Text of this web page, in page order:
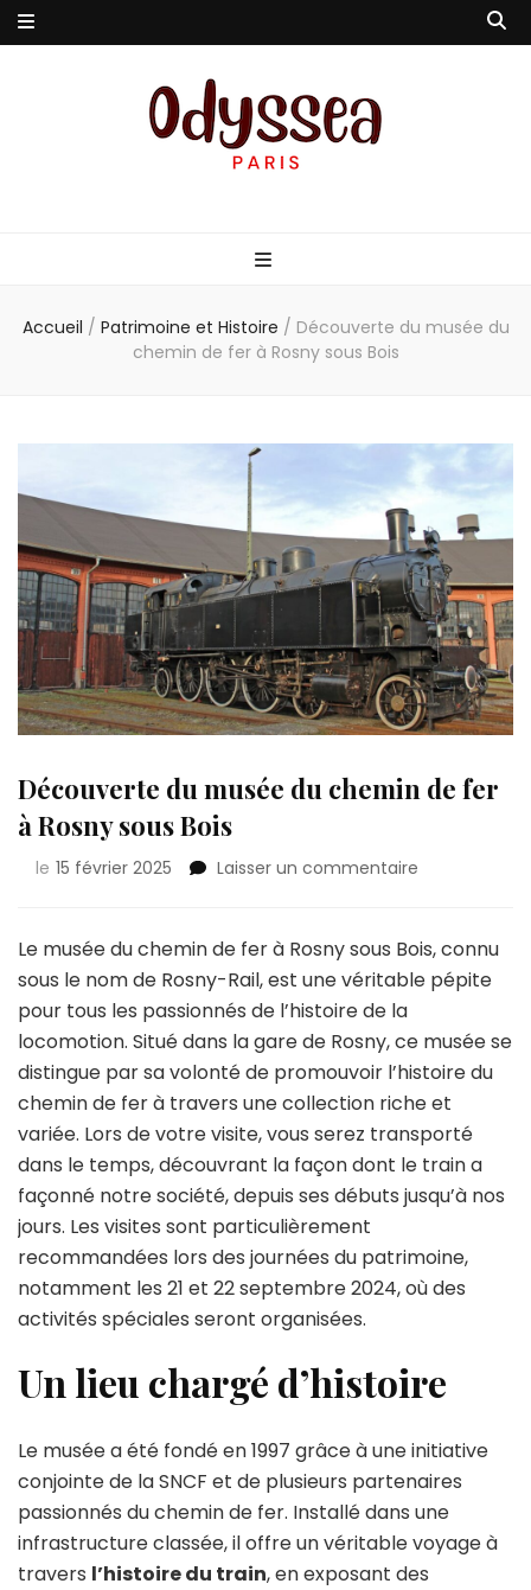
Accueil / Patrimoine et Histoire / Découverte du musée du
chemin de fer à Rosny sous Bois
Découverte du musée du chemin de fer
à Rosny sous Bois
le 15 février 2025 Laisser un commentaire
musée
du
chemin
fer
à
sous
Bois
Le musée du chemin de fer à Rosny sous Bois, connu
sous le nom de Rosny-Rail, est une véritable pépite
pour tous les passionnés de l’histoire de la
locomotion. Situé dans la gare de Rosny, ce musée se
distingue par sa volonté de promouvoir l’histoire du
chemin de fer à travers une collection riche et
variée. Lors de votre visite, vous serez transporté
dans le temps, découvrant la façon dont le train a
façonné notre société, depuis ses débuts jusqu’à nos
jours. Les visites sont particulièrement
recommandées lors des journées du patrimoine,
notamment les 21 et 22 septembre 2024, où des
activités spéciales seront organisées.
Un lieu chargé d’histoire
Le musée a été fondé en 1997 grâce à une initiative
conjointe de la SNCF et de plusieurs partenaires
passionnés du chemin de fer. Installé dans une
infrastructure classée, il offre un véritable voyage à
travers l’histoire du train, en exposant des